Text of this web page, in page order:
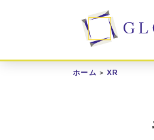
ホーム XR